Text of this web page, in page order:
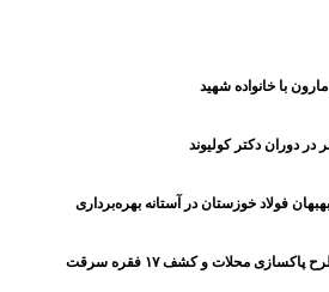
با خانواده شهید
در دوران دکتر کولیوند
فولاد خوزستان در آستانه بهره‌برداری